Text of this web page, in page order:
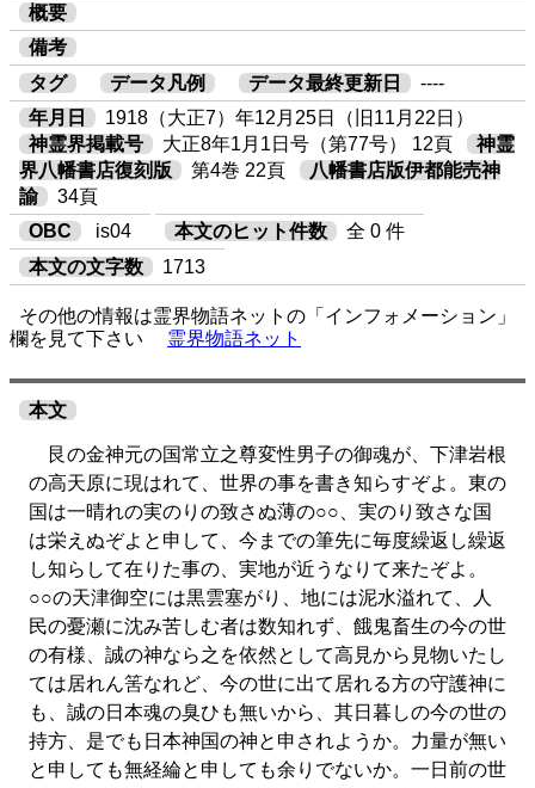
概要
備考
タグ
データ凡例 データ最終更新日
----
年月日
1918（大正7）年12月25日（旧11月22日）
神霊界掲載号
大正8年1月1日号（第77号） 12頁
神霊
界八幡書店復刻版
第4巻 22頁
八幡書店版伊都能売神
諭
34頁
OBC
is04 本文のヒット件数
全 0 件
本文の文字数
1713
その他の情報は霊界物語ネットの「インフォメーション」
欄を見て下さい
霊界物語ネット
本文
艮の金神元の国常立之尊変性男子の御魂が、下津岩根
の高天原に現はれて、世界の事を書き知らすぞよ。東の
国は一晴れの実のりの致さぬ薄の○○、実のり致さな国
は栄えぬぞよと申して、今までの筆先に毎度繰返し繰返
し知らして在りた事の、実地が近うなりて来たぞよ。
○○の天津御空には黒雲塞がり、地には泥水溢れて、人
民の憂瀬に沈み苦しむ者は数知れず、餓鬼畜生の今の世
の有様、誠の神なら之を依然として高見から見物いたし
ては居れん筈なれど、今の世に出て居れる方の守護神に
も、誠の日本魂の臭ひも無いから、其日暮しの今の世の
持方、是でも日本神国の神と申されようか。力量が無い
と申しても無経綸と申しても余りでないか。一日前の世